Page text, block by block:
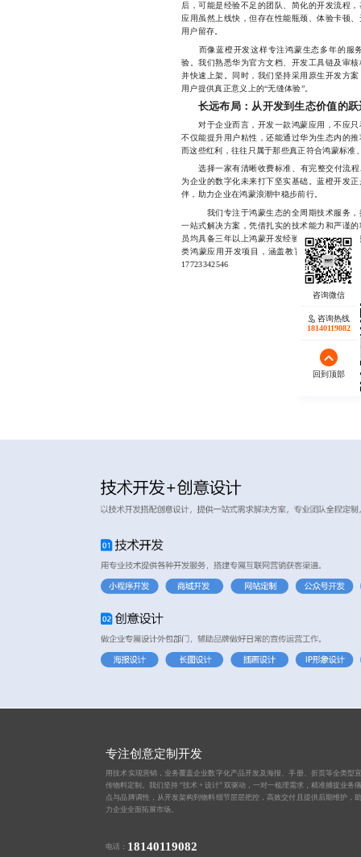
后，可能是经验不足的团队、简化的开发流程
应用虽然上线快，但存在性能瓶颈、体验卡顿
用户留存。
而像蓝橙开发这样专注鸿蒙生态多年的服
验。我们熟悉华为官方文档、开发工具链及审
并快速上架。同时，我们坚持采用原生开发方
用户提供真正意义上的“无缝体验”。
长远布局：从开发到生态价值的跃
对于企业而言，开发一款鸿蒙应用，不应只
不仅能提升用户粘性，还能通过华为生态内的
而这些红利，往往只属于那些真正符合鸿蒙标准
选择一家有清晰收费标准、有完整交付流程
为企业的数字化未来打下坚实基础。蓝橙开发
伴，助力企业在鸿蒙浪潮中稳步前行。
我们专注于鸿蒙生态的全周期技术服务，
一站式解决方案，凭借扎实的技术能力和严谨
员均具备三年以上鸿蒙开发经验，熟悉华为最
类鸿蒙应用开发项目，涵盖教育、零售、政务
17723342546
咨询热线
18140119082
回到顶部
专注创意定制开发
用技术实现营销，业务覆盖企业数字化产品开发及海报、手册、折页等全类型
传物料定制。我们坚持 “技术 + 设计” 双驱动，一对一梳理需求，精准捕捉业务
点与品牌调性，从开发架构到物料细节层层把控，高效交付且提供后期维护，
力企业全面拓展市场。
电话： 18140119082